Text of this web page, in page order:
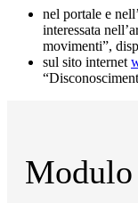
nel portale e
interessata
movimenti”,
sul sito internet